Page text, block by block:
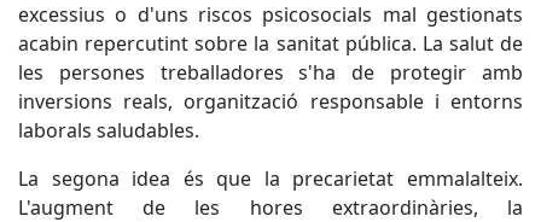
excessius o d'uns riscos psicosocials mal gestionats
acabin repercutint sobre la sanitat pública. La salut de
les persones treballadores s'ha de protegir amb
inversions reals, organització responsable i entorns
laborals saludables.
La segona idea és que la precarietat emmalalteix.
L'augment de les hores extraordinàries, la